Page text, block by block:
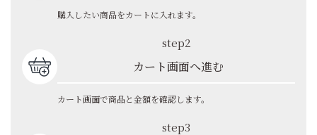
購入したい商品をカートに入れます。
step2
カート画面へ進む
カート画面で商品と金額を確認します。
step3